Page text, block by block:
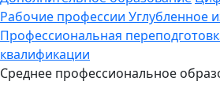
Рабочие профессии Углубленное
Профессиональная
квалификации
Среднее профессиональное